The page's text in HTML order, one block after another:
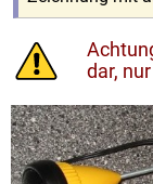
dar,